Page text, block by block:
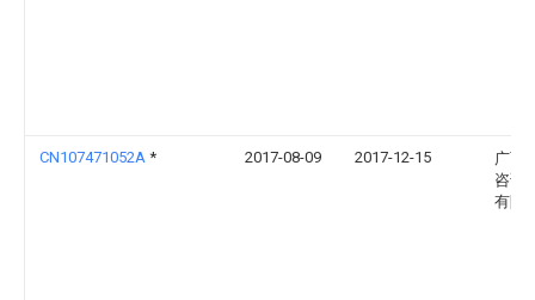
CN107471052A * 2017-08-09 2017-12-15
广西
咨询
有限